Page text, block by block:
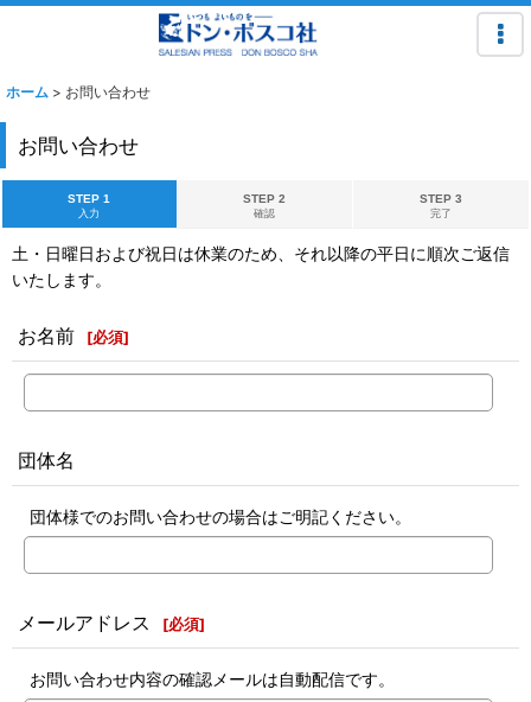
ホーム > お問い合わせ
お問い合わせ
STEP 1
入力
STEP 2
確認
STEP 3
完了
土・日曜日および祝日は休業のため、それ以降の平日に順次ご返信
いたします。
お名前 [必須]
団体名
団体様でのお問い合わせの場合はご明記ください。
メールアドレス [必須]
お問い合わせ内容の確認メールは自動配信です。